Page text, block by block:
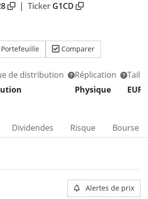
| Ticker G1CD
Portefeuille Comparer
de distribution
Réplication
Physique
EUR
Dividendes Risque Bourse
Alertes de prix